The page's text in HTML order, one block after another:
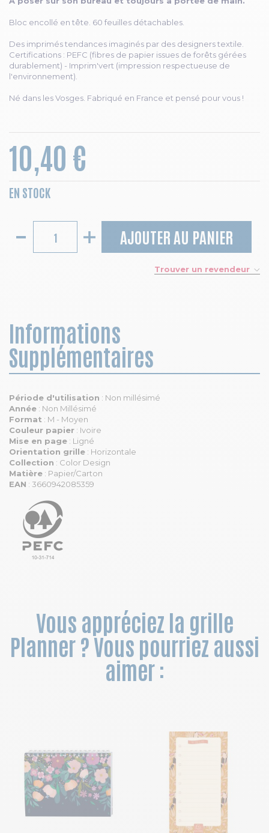
Bloc encollé en tête. 60 feuilles détachables.
Des imprimés tendances imaginés par des designers textile.
Certifications : PEFC (fibres de papier issues de forêts gérées
durablement) - Imprim'vert (impression respectueuse de
l'environnement).
Né dans les Vosges. Fabriqué en France et pensé pour vous !
10,40 €
EN STOCK
AJOUTER AU PANIER
Trouver un revendeur
Informations
Supplémentaires
Période d'utilisation : Non millésimé
Année : Non Millésimé
Format : M - Moyen
Couleur papier : Ivoire
Mise en page : Ligné
Orientation grille : Horizontale
Collection : Color Design
Matière : Papier/Carton
EAN : 3660942085359
Vous appréciez la grille
Planner ? Vous pourriez aussi
aimer :